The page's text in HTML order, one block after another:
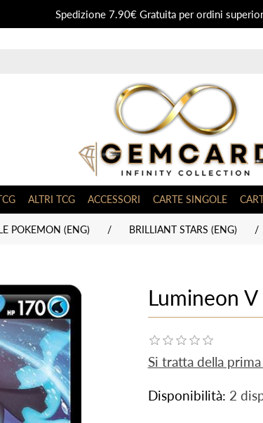
Spedizione 7.90€ Gratuita per ordini
ALTRI TCG ACCESSORI CARTE SINGOLE
POKEMON (ENG) / BRILLIANT STARS (ENG) /
Lumineon
Si tratta della
Disponibilità: 2